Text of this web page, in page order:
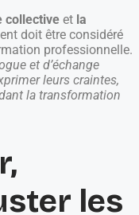
collective et la
doit être considéré
professionnelle.
et d’échange
leurs craintes,
la transformation
les